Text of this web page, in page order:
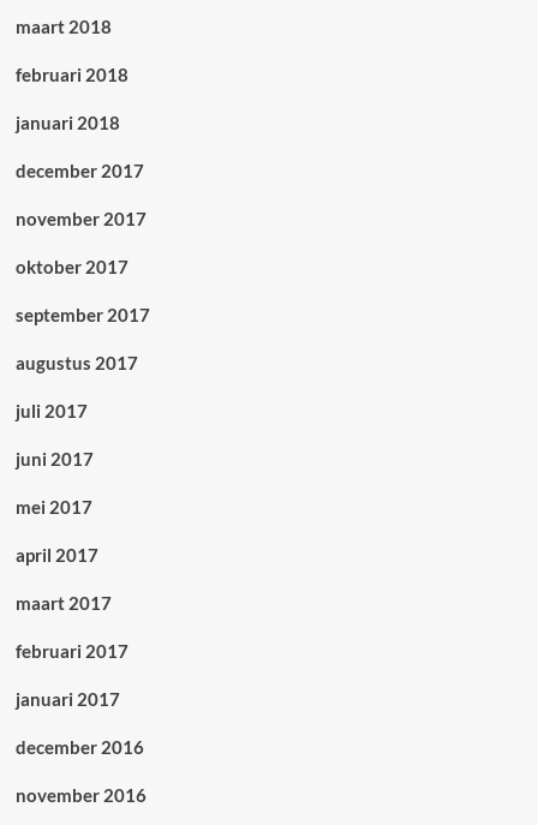
maart 2018
februari 2018
januari 2018
december 2017
november 2017
oktober 2017
september 2017
augustus 2017
juli 2017
juni 2017
mei 2017
april 2017
maart 2017
februari 2017
januari 2017
december 2016
november 2016